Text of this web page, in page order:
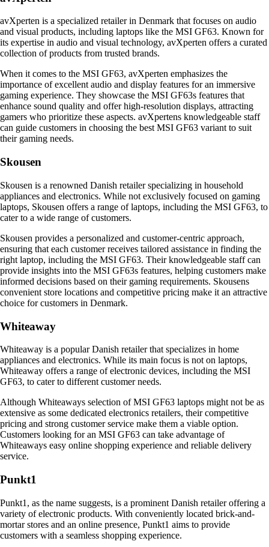
avXperten is a specialized retailer in Denmark that focuses on audio
and visual products, including laptops like the MSI GF63. Known for
its expertise in audio and visual technology, avXperten offers a curated
collection of products from trusted brands.
When it comes to the MSI GF63, avXperten emphasizes the
importance of excellent audio and display features for an immersive
gaming experience. They showcase the MSI GF63s features that
enhance sound quality and offer high-resolution displays, attracting
gamers who prioritize these aspects. avXpertens knowledgeable staff
can guide customers in choosing the best MSI GF63 variant to suit
their gaming needs.
Skousen
Skousen is a renowned Danish retailer specializing in household
appliances and electronics. While not exclusively focused on gaming
laptops, Skousen offers a range of laptops, including the MSI GF63, to
cater to a wide range of customers.
Skousen provides a personalized and customer-centric approach,
ensuring that each customer receives tailored assistance in finding the
right laptop, including the MSI GF63. Their knowledgeable staff can
provide insights into the MSI GF63s features, helping customers make
informed decisions based on their gaming requirements. Skousens
convenient store locations and competitive pricing make it an attractive
choice for customers in Denmark.
Whiteaway
Whiteaway is a popular Danish retailer that specializes in home
appliances and electronics. While its main focus is not on laptops,
Whiteaway offers a range of electronic devices, including the MSI
GF63, to cater to different customer needs.
Although Whiteaways selection of MSI GF63 laptops might not be as
extensive as some dedicated electronics retailers, their competitive
pricing and strong customer service make them a viable option.
Customers looking for an MSI GF63 can take advantage of
Whiteaways easy online shopping experience and reliable delivery
service.
Punkt1
Punkt1, as the name suggests, is a prominent Danish retailer offering a
variety of electronic products. With conveniently located brick-and-
mortar stores and an online presence, Punkt1 aims to provide
customers with a seamless shopping experience.